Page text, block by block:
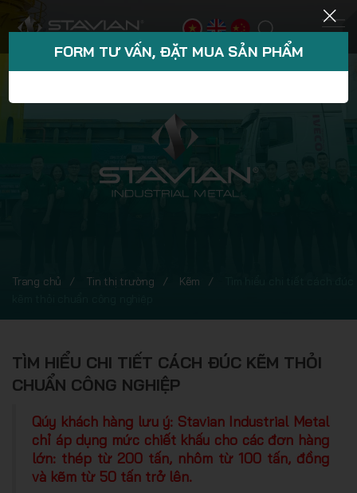
Trang chủ Tin thị trường Kẽm
TÌM HIỂU CHI TIẾT CÁCH ĐÚC KẼM THỎI
CHUẨN CÔNG NGHIỆP
Qúy khách hàng lưu ý: Stavian Industrial Metal
chỉ áp dụng mức chiết khấu cho các đơn hàng
lớn: thép từ 200 tấn, nhôm từ 100 tấn, đồng
và kẽm từ 50 tấn trở lên.
FORM TƯ VẤN, ĐẶT MUA SẢN PHẨM